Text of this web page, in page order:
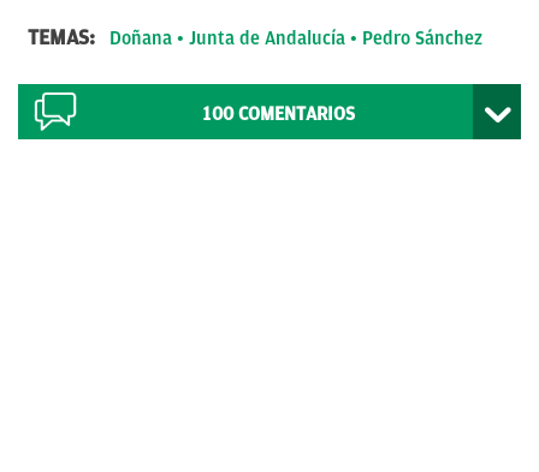
TEMAS: Doñana Junta de Andalucía Pedro Sánchez
100COMENTARIOS